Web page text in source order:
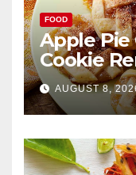
FOOD
Apple Pie
Cookie
AUGUST 8,